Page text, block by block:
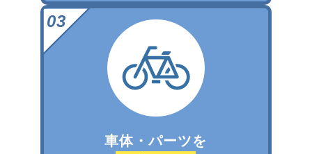
車体・パーツを